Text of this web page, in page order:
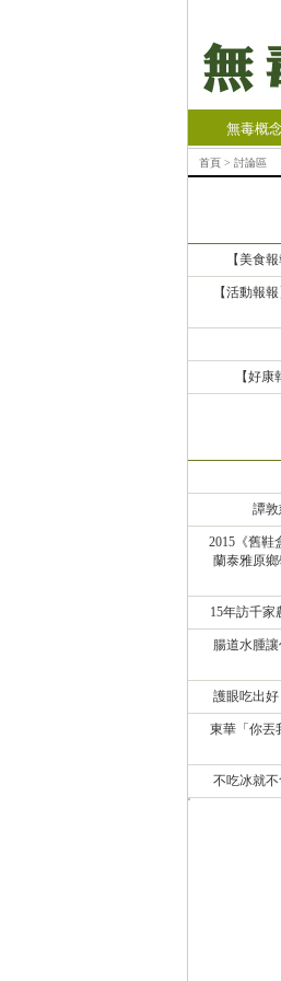
無毒概
首頁 > 討論區
【美食
【活動報
【好
譚敦
2015《舊鞋
蘭泰雅原
15年訪千家
腸道水腫
護眼吃出
東華「你丟
不吃冰就